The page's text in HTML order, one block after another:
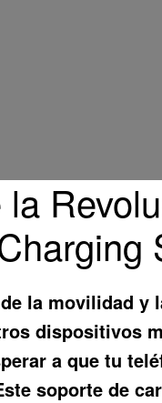
la
la movilidad
dispositivos
a que tu
soporte de